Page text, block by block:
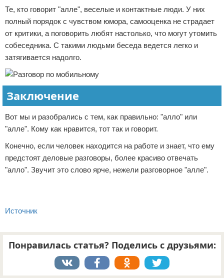
Те, кто говорит "алле", веселые и контактные люди. У них
полный порядок с чувством юмора, самооценка не страдает
от критики, а поговорить любят настолько, что могут утомить
собеседника. С такими людьми беседа ведется легко и
затягивается надолго.
Заключение
Вот мы и разобрались с тем, как правильно: "алло" или
"алле". Кому как нравится, тот так и говорит.
Конечно, если человек находится на работе и знает, что ему
предстоят деловые разговоры, более красиво отвечать
"алло". Звучит это слово ярче, нежели разговорное "алле".
Источник
Понравилась статья? Поделись с друзьями: